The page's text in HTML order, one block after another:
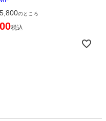
のところ
税込